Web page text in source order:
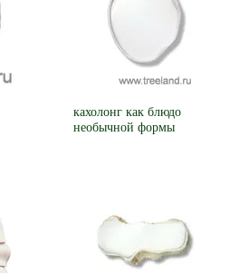
кахолонг как блюдо
необычной формы